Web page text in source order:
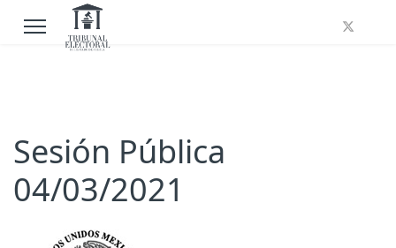
Sesión Pública
04/03/2021